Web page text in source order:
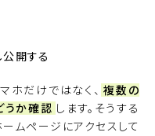
開する
ホだけではなく、 複数の
うか確認 します。そうする
ームページにアクセスして